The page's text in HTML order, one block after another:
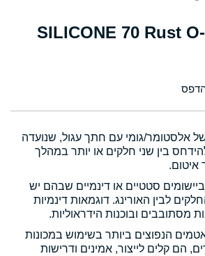
181.00×4.00 SILICONE 70 Rust O-
אלסטומר/גומי עם חתך עגול, שנועדה
בין שני חלקים או יותר במהלך
איטום.
סטטיים או דינמיים שבהם יש
לבין האורינג. דוגמאות דינמיות
מסתובבים ובוכנות הידראוליות.
הנפוצים ביותר בשימוש במכונות
הם קלים לייצור, אמינים ודרישות